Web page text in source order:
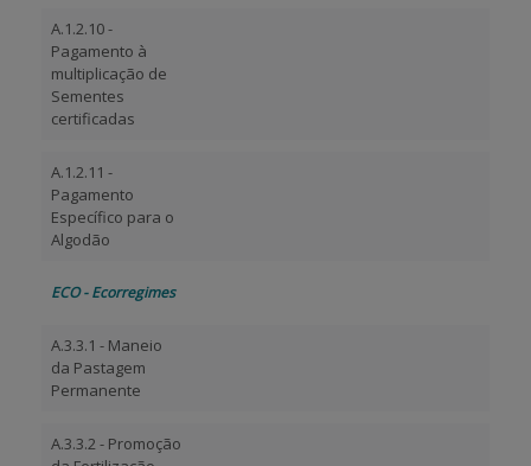
A.1.2.10 -
Pagamento à
multiplicação de
Sementes
certificadas
A.1.2.11 -
Pagamento
Específico para o
Algodão
ECO - Ecorregimes
A.3.3.1 - Maneio
da Pastagem
Permanente
A.3.3.2 - Promoção